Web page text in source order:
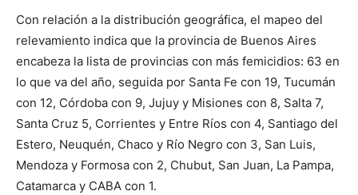
Con relación a la distribución geográfica, el mapeo del
relevamiento indica que la provincia de Buenos Aires
encabeza la lista de provincias con más femicidios: 63 en
lo que va del año, seguida por Santa Fe con 19, Tucumán
con 12, Córdoba con 9, Jujuy y Misiones con 8, Salta 7,
Santa Cruz 5, Corrientes y Entre Ríos con 4, Santiago del
Estero, Neuquén, Chaco y Río Negro con 3, San Luis,
Mendoza y Formosa con 2, Chubut, San Juan, La Pampa,
Catamarca y CABA con 1.